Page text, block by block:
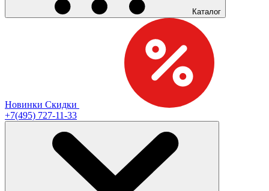
Каталог
Новинки Скидки
+7(495) 727-11-33